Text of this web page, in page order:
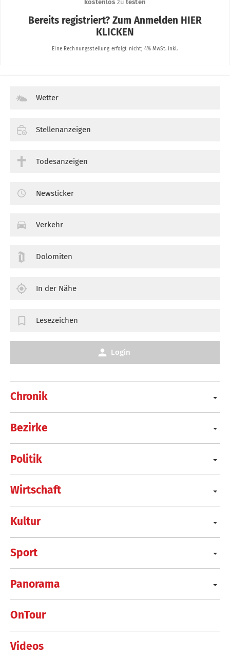
Chronik
Bezirke
Politik
Wirtschaft
Kultur
Sport
Panorama
OnTour
Videos
Wetter
Stellenanzeigen
Todesanzeigen
Newsticker
Verkehr
Dolomiten
In der Nähe
Lesezeichen
Login